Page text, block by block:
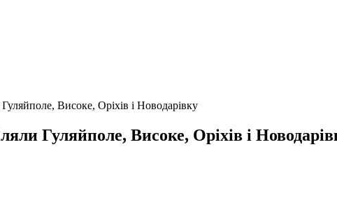
Високе, Оріхів і Новодарівку
Гуляйполе, Високе, Оріхів і